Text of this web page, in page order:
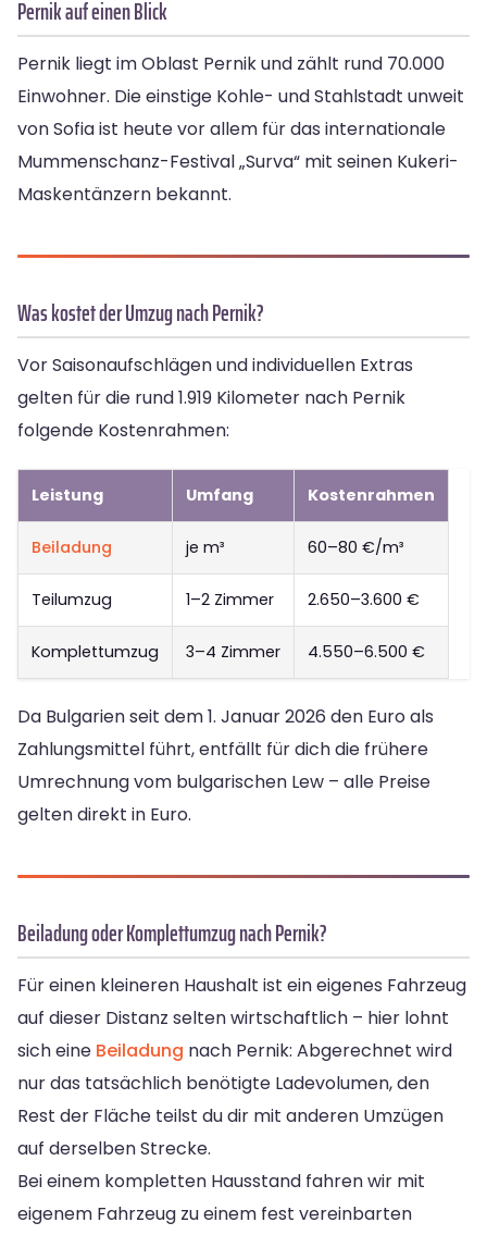
Pernik auf einen Blick
Pernik liegt im Oblast Pernik und zählt rund 70.000
Einwohner. Die einstige Kohle- und Stahlstadt unweit
von Sofia ist heute vor allem für das internationale
Mummenschanz-Festival „Surva“ mit seinen Kukeri-
Maskentänzern bekannt.
Was kostet der Umzug nach Pernik?
Vor Saisonaufschlägen und individuellen Extras
gelten für die rund 1.919 Kilometer nach Pernik
folgende Kostenrahmen:
Leistung Umfang Kostenrahmen
Beiladung je m³ 60–80 €/m³
Teilumzug 1–2 Zimmer 2.650–3.600 €
Komplettumzug 3–4 Zimmer 4.550–6.500 €
Da Bulgarien seit dem 1. Januar 2026 den Euro als
Zahlungsmittel führt, entfällt für dich die frühere
Umrechnung vom bulgarischen Lew – alle Preise
gelten direkt in Euro.
Beiladung oder Komplettumzug nach Pernik?
Für einen kleineren Haushalt ist ein eigenes Fahrzeug
auf dieser Distanz selten wirtschaftlich – hier lohnt
sich eine Beiladung nach Pernik: Abgerechnet wird
nur das tatsächlich benötigte Ladevolumen, den
Rest der Fläche teilst du dir mit anderen Umzügen
auf derselben Strecke.
Bei einem kompletten Hausstand fahren wir mit
eigenem Fahrzeug zu einem fest vereinbarten